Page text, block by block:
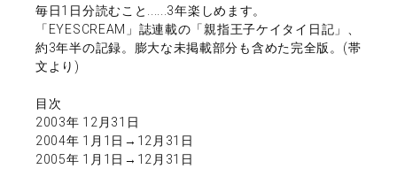
毎日1日分読むこと......3年楽しめます。
「EYESCREAM」誌連載の「親指王子ケイタイ日記」、
約3年半の記録。膨大な未掲載部分も含めた完全版。(帯
文より)
目次
2003年 12月31日
2004年 1月1日→12月31日
2005年 1月1日→12月31日